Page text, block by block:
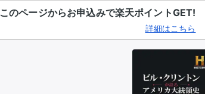
このページからお申込みで楽天ポイントGET!
詳細はこちら